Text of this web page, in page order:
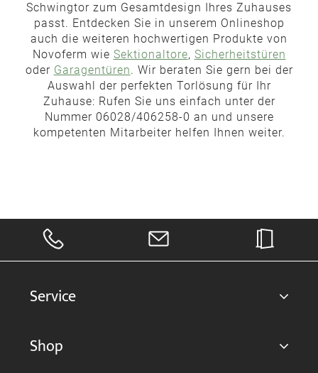
Schwingtor zum Gesamtdesign Ihres Zuhauses
passt. Entdecken Sie in unserem Onlineshop
auch die weiteren hochwertigen Produkte von
Novoferm wie Sektionaltore, Sicherheitstüren
oder Garagentüren. Wir beraten Sie gern bei der
Auswahl der perfekten Torlösung für Ihr
Zuhause: Rufen Sie uns einfach unter der
Nummer 06028/406258-0 an und unsere
kompetenten Mitarbeiter helfen Ihnen weiter.
Service
Shop